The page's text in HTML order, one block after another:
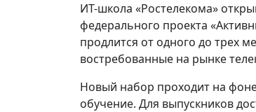
ИТ-школа «Ростелекома»
федерального проекта
продлится от одного до трех
востребованные на рынке
Новый набор проходит на
обучение. Для выпускников